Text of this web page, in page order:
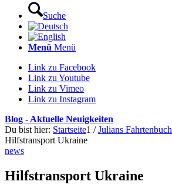
Suche
Menü Menü
Link zu Facebook
Link zu Youtube
Link zu Vimeo
Link zu Instagram
Blog - Aktuelle Neuigkeiten
Du bist hier: Startseite1 / Julians Fahrtenbuch
Hilfstransport Ukraine
news
Hilfstransport Ukraine